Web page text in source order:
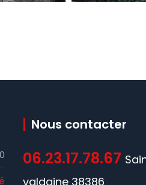
Nous contacter
06.23.17.78.67
valdaine 38386